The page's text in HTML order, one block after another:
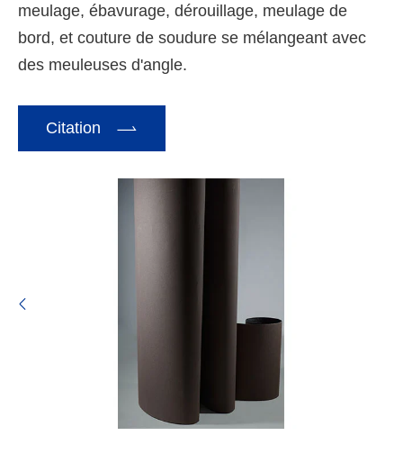
meulage, ébavurage, dérouillage, meulage de
bord, et couture de soudure se mélangeant avec
des meuleuses d'angle.
Citation 
